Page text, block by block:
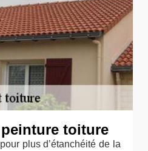
toiture
plus d’étanchéité de la